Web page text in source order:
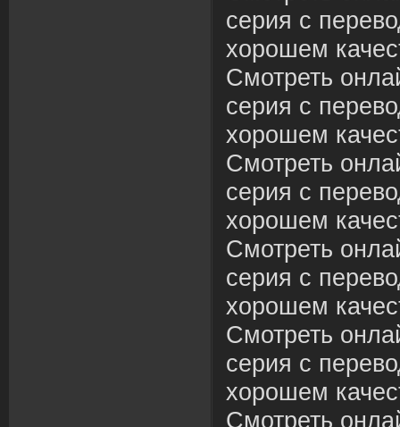
серия с
хорошем
Смотреть
серия с
хорошем
Смотреть
серия с
хорошем
Смотреть
серия с
хорошем
Смотреть
серия с
хорошем
Смотреть